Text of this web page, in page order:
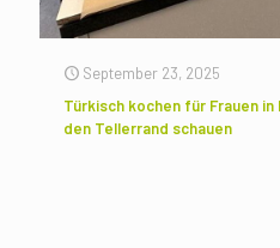
September 23, 2025
Türkisch kochen für Frauen in
den Tellerrand schauen